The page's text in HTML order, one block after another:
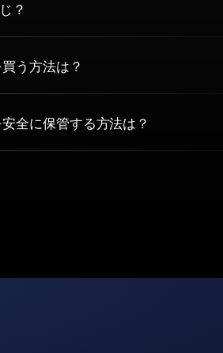
？
う方法は？
全に保管する方法は？